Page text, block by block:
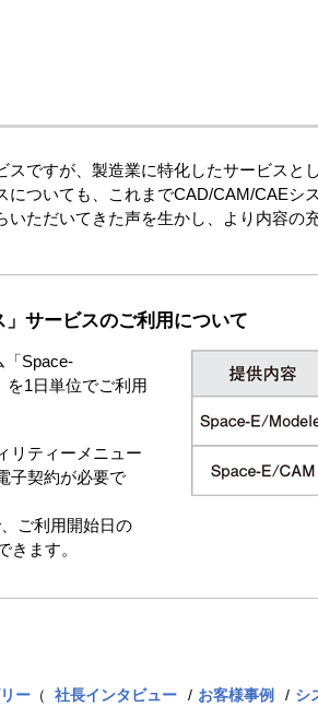
ですが、製造業に特化したサービスと
についても、これまでCAD/CAM/CAE
ただいてきた声を生かし、より内容の
」サービスのご利用について
「Space-
を1日単位でご利用
リティーメニュー
子契約が必要で
ご利用開始日の
きます。
ー （ 社長インタビュー お客様事例 シ